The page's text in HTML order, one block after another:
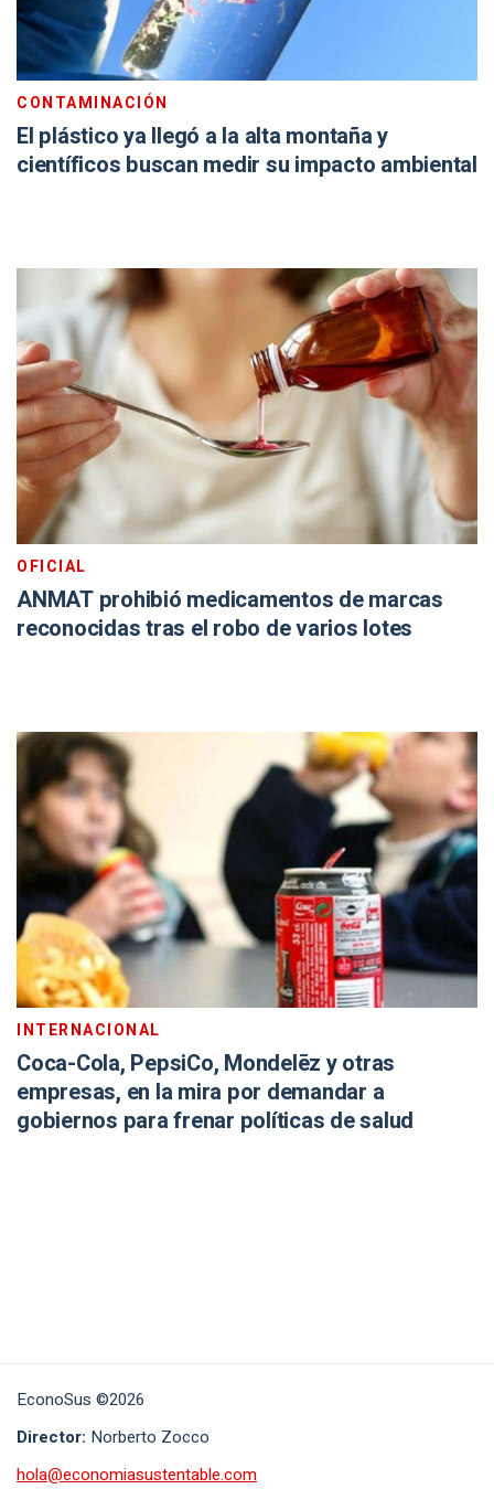
CONTAMINACIÓN
El plástico ya llegó a la alta montaña y
científicos buscan medir su impacto ambiental
OFICIAL
ANMAT prohibió medicamentos de marcas
reconocidas tras el robo de varios lotes
INTERNACIONAL
Coca-Cola, PepsiCo, Mondelēz y otras
empresas, en la mira por demandar a
gobiernos para frenar políticas de salud
EconoSus ©2026
Director: Norberto Zocco
hola@economiasustentable.com